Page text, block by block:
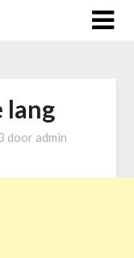
lang
door admin